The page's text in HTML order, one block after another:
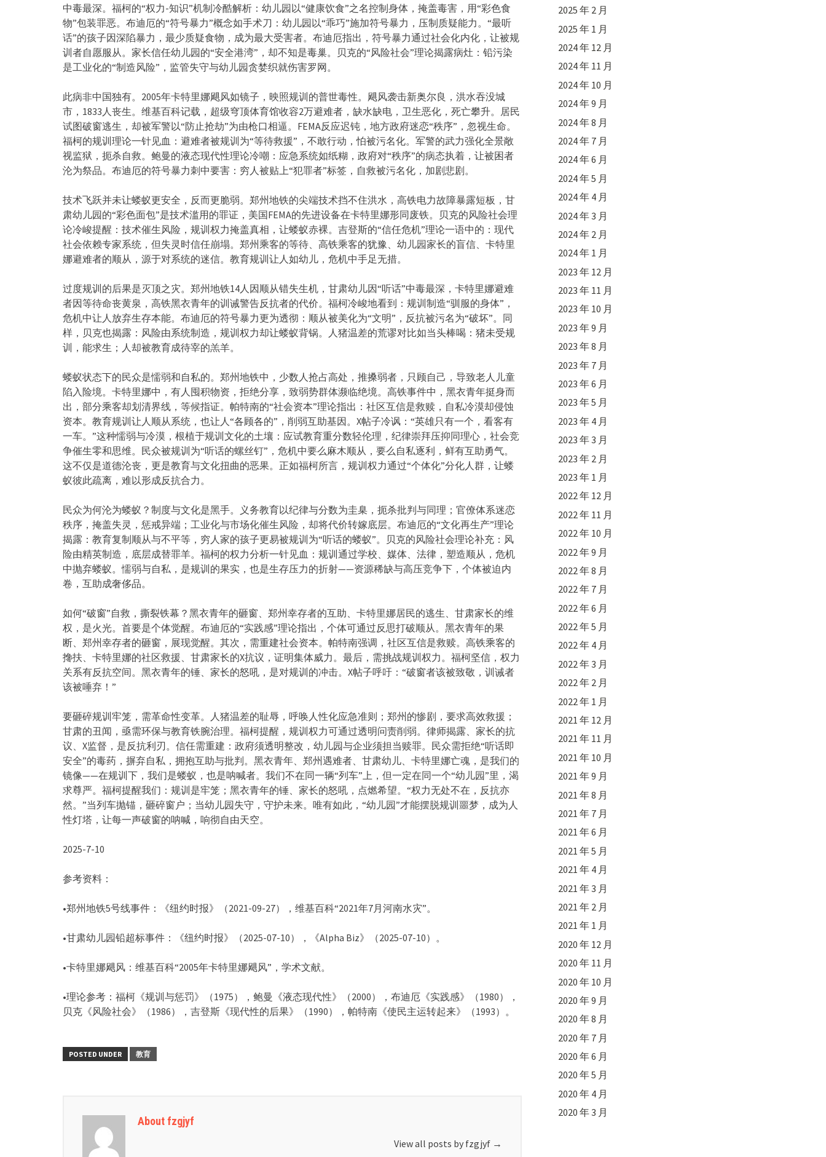
中毒最深。福柯的“权力-知识”机制冷酷解析：幼儿园以“健康饮食”之名控制身体， 掩盖毒害，用“彩色食
物”包装罪恶。布迪厄的“符号暴力”概念如手术刀：幼儿园以“乖巧”施加符号暴力，压制质疑能力。“最听
话”的孩子因深陷暴力，最少质疑食物，成为最大受害者。 布迪厄指出，符号暴力通过社会化内化，让被规
训者自愿服从。 家长信任幼儿园的“安全港湾”，却不知是毒巢。贝克的“风险社会”理论揭露病灶：铅污染
是工业化的“制造风险”， 监管失守与幼儿园贪婪织就伤害罗网。
此病非中国独有。2005年卡特里娜飓风如镜子， 映照规训的普世毒性。飓风袭击新奥尔良，洪水吞没城
市， 1833人丧生。维基百科记载，超级穹顶体育馆收容2万避难者， 缺水缺电，卫生恶化，死亡攀升。居民
试图破窗逃生，却被军警以“防止抢劫”为由枪口相逼。FEMA反应迟钝，地方政府迷恋“秩序”，忽视生命。
福柯的规训理论一针见血：避难者被规训为“等待救援”，不敢行动，怕被污名化。 军警的武力强化全景敞
视监狱，扼杀自救。 鲍曼的液态现代性理论冷嘲：应急系统如纸糊，政府对“秩序”的病态执着，让被困者
沦为祭品。布迪厄的符号暴力刺中要害： 穷人被贴上“犯罪者”标签，自救被污名化，加剧悲剧。
技术飞跃并未让蝼蚁更安全，反而更脆弱。 郑州地铁的尖端技术挡不住洪水，高铁电力故障暴露短板， 甘
肃幼儿园的“彩色面包”是技术滥用的罪证， 美国FEMA的先进设备在卡特里娜形同废铁。
贝克的风险社会理
论冷峻提醒：技术催生风险，规训权力掩盖真相， 让蝼蚁赤裸。吉登斯的“信任危机”理论一语中的： 现代
社会依赖专家系统，但失灵时信任崩塌。郑州乘客的等待、 高铁乘客的犹豫、幼儿园家长的盲信、卡特里
娜避难者的顺从， 源于对系统的迷信。教育规训让人如幼儿，危机中手足无措。
过度规训的后果是灭顶之灾。郑州地铁14人因顺从错失生机， 甘肃幼儿因“听话”中毒最深，卡特里娜避难
者因等待命丧黄泉， 高铁黑衣青年的训诫警告反抗者的代价。福柯冷峻地看到： 规训制造“驯服的身体”，
危机中让人放弃生存本能。 布迪厄的符号暴力更为透彻：顺从被美化为“文明”， 反抗被污名为“破坏”。同
样，贝克也揭露：风险由系统制造， 规训权力却让蝼蚁背锅。人猪温差的荒谬对比如当头棒喝： 猪未受规
训，能求生；人却被教育成待宰的羔羊。
蝼蚁状态下的民众是懦弱和自私的。郑州地铁中，少数人抢占高处， 推搡弱者，只顾自己，导致老人儿童
陷入险境。卡特里娜中， 有人囤积物资，拒绝分享，致弱势群体濒临绝境。高铁事件中， 黑衣青年挺身而
出，部分乘客却划清界线，等候指证。帕特南的“社会资本”理论指出：社区互信是救赎，自私冷漠却侵蚀
资本。 教育规训让人顺从系统，也让人“各顾各的”，削弱互助基因。 X帖子冷讽：“英雄只有一个，看客有
一车。”这种懦弱与冷漠， 根植于规训文化的土壤：应试教育重分数轻伦理， 纪律崇拜压抑同理心，社会竞
争催生零和思维。民众被规训为“听话的螺丝钉”，危机中要么麻木顺从，要么自私逐利， 鲜有互助勇气。
这不仅是道德沦丧，更是教育与文化扭曲的恶果。 正如福柯所言，规训权力通过“个体化”分化人群， 让蝼
蚁彼此疏离，难以形成反抗合力。
民众为何沦为蝼蚁？制度与文化是黑手。 义务教育以纪律与分数为圭臬，扼杀批判与同理； 官僚体系迷恋
秩序，掩盖失灵，惩戒异端； 工业化与市场化催生风险，却将代价转嫁底层。布迪厄的“文化再生产”理论
揭露：教育复制顺从与不平等， 穷人家的孩子更易被规训为“听话的蝼蚁”。
贝克的风险社会理论补充：风
险由精英制造，底层成替罪羊。 福柯的权力分析一针见血：规训通过学校、媒体、法律，塑造顺从， 危机
中抛弃蝼蚁。懦弱与自私，是规训的果实， 也是生存压力的折射——资源稀缺与高压竞争下，个体被迫内
卷， 互助成奢侈品。
如何“破窗”自救，撕裂铁幕？黑衣青年的砸窗、 郑州幸存者的互助、卡特里娜居民的逃生、甘肃家长的维
权， 是火光。首要是个体觉醒。布迪厄的“实践感”理论指出， 个体可通过反思打破顺从。黑衣青年的果
断、郑州幸存者的砸窗， 展现觉醒。其次，需重建社会资本。帕特南强调，社区互信是救赎。 高铁乘客的
搀扶、卡特里娜的社区救援、甘肃家长的X抗议， 证明集体威力。最后，需挑战规训权力。福柯坚信， 权力
关系有反抗空间。黑衣青年的锤、家长的怒吼， 是对规训的冲击。X帖子呼吁：“破窗者该被致敬， 训诫者
该被唾弃！”
要砸碎规训牢笼，需革命性变革。人猪温差的耻辱， 呼唤人性化应急准则；郑州的惨剧，要求高效救援；
甘肃的丑闻， 亟需环保与教育铁腕治理。福柯提醒， 规训权力可通过透明问责削弱。律师揭露、家长的抗
议、X监督， 是反抗利刃。信任需重建：政府须透明整改， 幼儿园与企业须担当赎罪。民众需拒绝“听话即
安全”的毒药， 摒弃自私，拥抱互助与批判。黑衣青年、郑州遇难者、甘肃幼儿、 卡特里娜亡魂，是我们的
镜像——在规训下，我们是蝼蚁， 也是呐喊者。我们不在同一辆“列车”上，但一定在同一个“幼儿园”里，渴
求尊严。福柯提醒我们：规训是牢笼； 黑衣青年的锤、家长的怒吼，点燃希望。“权力无处不在， 反抗亦
然。”当列车抛锚，砸碎窗户；当幼儿园失守，守护未来。 唯有如此，“幼儿园”才能摆脱规训噩梦，成为人
性灯塔， 让每一声破窗的呐喊，响彻自由天空。
2025-7-10
参考资料：
•郑州地铁5号线事件：《纽约时报》（2021-09-27）， 维基百科“2021年7月河南水灾”。
•甘肃幼儿园铅超标事件：《纽约时报》（2025-07-10）， 《Alpha Biz》（2025-07-10）。
•卡特里娜飓风：维基百科“2005年卡特里娜飓风”，学术文献。
•理论参考：福柯《规训与惩罚》（1975），鲍曼《液态现代性》
（2000），布迪厄《实践感》（1980），
贝克《风险社会》
（1986），吉登斯《现代性的后果》（1990），帕特南《使民主运转起来》（1993）。
POSTED UNDER 教育
About fzgjyf
View all posts by fzgjyf →
2025 年 2 月
2025 年 1 月
2024 年 12 月
2024 年 11 月
2024 年 10 月
2024 年 9 月
2024 年 8 月
2024 年 7 月
2024 年 6 月
2024 年 5 月
2024 年 4 月
2024 年 3 月
2024 年 2 月
2024 年 1 月
2023 年 12 月
2023 年 11 月
2023 年 10 月
2023 年 9 月
2023 年 8 月
2023 年 7 月
2023 年 6 月
2023 年 5 月
2023 年 4 月
2023 年 3 月
2023 年 2 月
2023 年 1 月
2022 年 12 月
2022 年 11 月
2022 年 10 月
2022 年 9 月
2022 年 8 月
2022 年 7 月
2022 年 6 月
2022 年 5 月
2022 年 4 月
2022 年 3 月
2022 年 2 月
2022 年 1 月
2021 年 12 月
2021 年 11 月
2021 年 10 月
2021 年 9 月
2021 年 8 月
2021 年 7 月
2021 年 6 月
2021 年 5 月
2021 年 4 月
2021 年 3 月
2021 年 2 月
2021 年 1 月
2020 年 12 月
2020 年 11 月
2020 年 10 月
2020 年 9 月
2020 年 8 月
2020 年 7 月
2020 年 6 月
2020 年 5 月
2020 年 4 月
2020 年 3 月